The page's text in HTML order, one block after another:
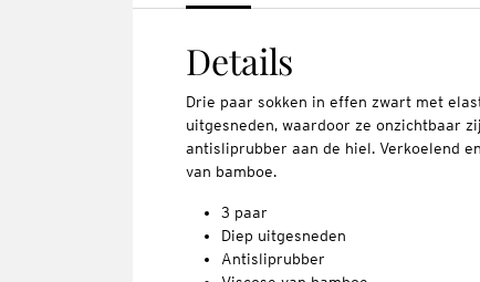
Details
Drie paar sokken in effen zwart met
uitgesneden, waardoor ze onzichtbaar
antisliprubber aan de hiel. Verkoelend
van bamboe.
3 paar
Diep uitgesneden
Antisliprubber